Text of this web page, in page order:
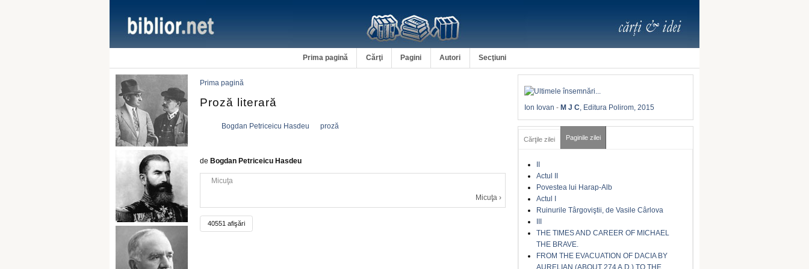
Prima pagină Cărţi Pagini Autori Secţiuni
Prima pagină
Proză literară
Bogdan Petriceicu Hasdeu proză
de Bogdan Petriceicu Hasdeu
Micuţa
Micuţa ›
40551 afişări
Ion Iovan - M J C, Editura Polirom, 2015
Cărţile zilei Paginile zilei
Actul II
Povestea lui Harap-Alb
Actul I
Ruinurile Târgoviştii, de Vasile Cârlova
THE TIMES AND CAREER OF MICHAEL
THE BRAVE.
FROM THE EVACUATION OF DACIA BY
AURELIAN (ABOUT 274 A.D.) TO THE